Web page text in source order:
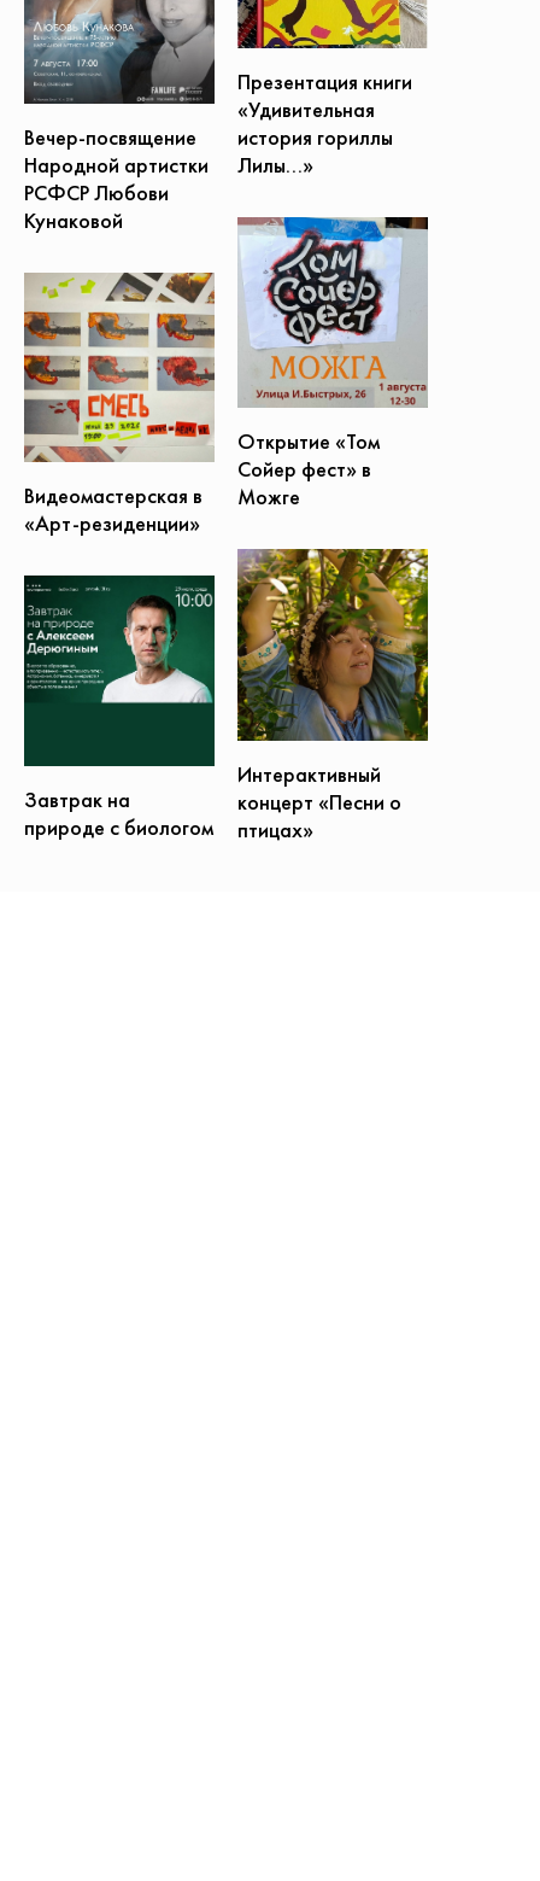
Презентация книги
«Удивительная
история гориллы
Лилы...»
Вечер-посвящение
Народной артистки
РСФСР Любови
Кунаковой
Открытие «Том
Сойер фест» в
Можге
Видеомастерская в
«Арт-резиденции»
Интерактивный
концерт «Песни о
птицах»
Завтрак на
природе с биологом